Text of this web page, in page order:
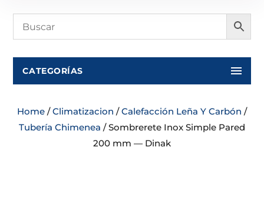
CATEGORÍAS
Home /Climatizacion /Calefacción Leña Y Carbón /
Tubería Chimenea / Sombrerete Inox Simple Pared
200 mm — Dinak